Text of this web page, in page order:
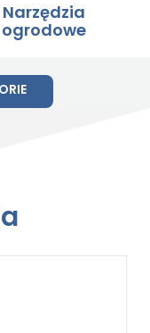
Narzędzia
ogrodowe